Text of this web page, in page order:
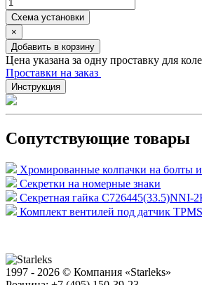
Схема установки
×
Добавить в корзину
Цена указана за одну проставку для
Проставки на заказ
Инструкция
Сопутствующие товары
Хромированные колпачки на болты
Секретки на номерные знаки
Секретная гайка C726445(33.5)NNI-
Комплект вентилей под датчик
1997 - 2026 © Компания «Starleks»